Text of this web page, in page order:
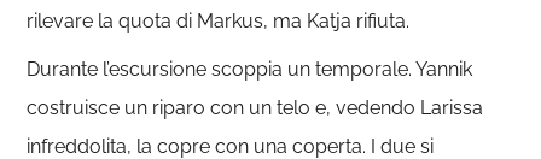
rilevare la quota di Markus, ma Katja rifiuta.
Durante l’escursione scoppia un temporale. Yannik
costruisce un riparo con un telo e, vedendo Larissa
infreddolita, la copre con una coperta. I due si